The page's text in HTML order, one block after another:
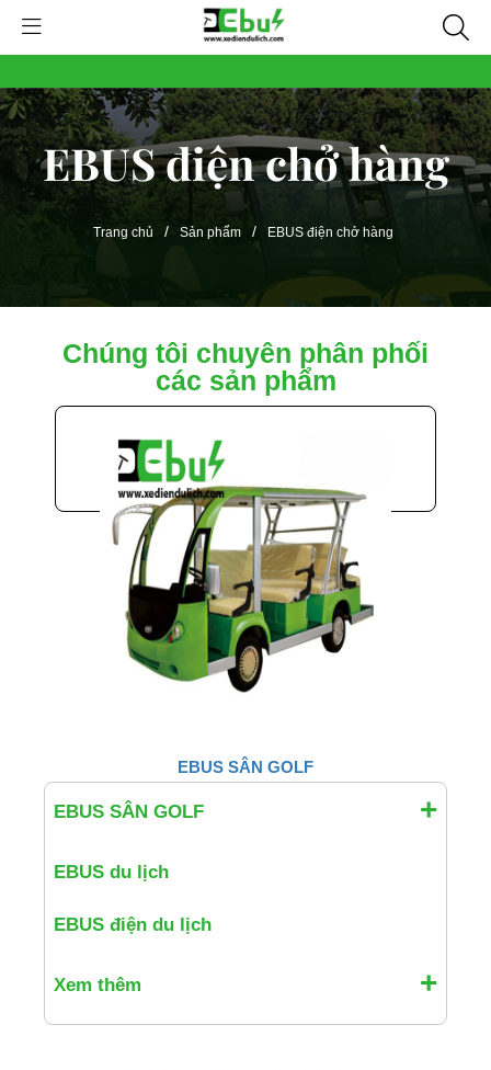
EBUS điện chở hàng
Trang chủ / Sản phẩm / EBUS điện chở hàng
Chúng tôi chuyên phân phối
các sản phẩm
EBUS SÂN GOLF
EBUS SÂN GOLF
EBUS du lịch
EBUS điện du lịch
Xem thêm